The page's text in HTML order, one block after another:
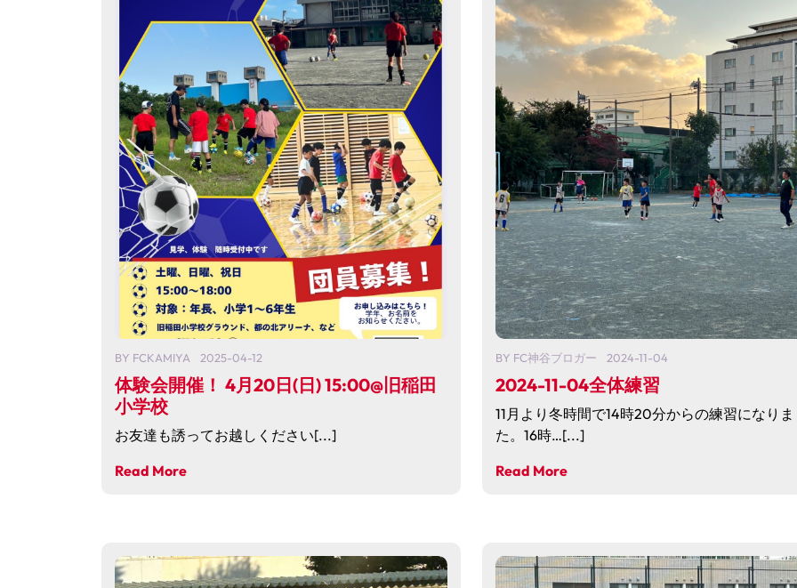
BY FCKAMIYA 2025-04-12
体験会開催！ 4月20日(日) 15:00@旧稲田
小学校
お友達も誘ってお越しください[...]
Read More
BY FC神谷ブロガー 2024-11-04
2024-11-04全体練習
11月より冬時間で14時20分からの練習になり
た。16時…[...]
Read More